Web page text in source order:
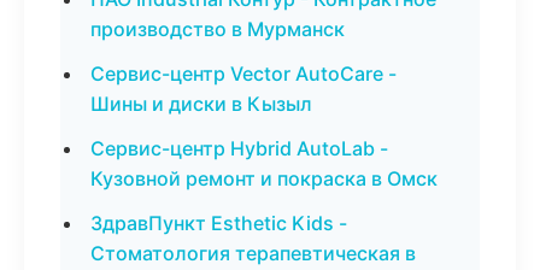
производство в Мурманск
Сервис-центр Vector AutoCare -
Шины и диски в Кызыл
Сервис-центр Hybrid AutoLab -
Кузовной ремонт и покраска в Омск
ЗдравПункт Esthetic Kids -
Стоматология терапевтическая в